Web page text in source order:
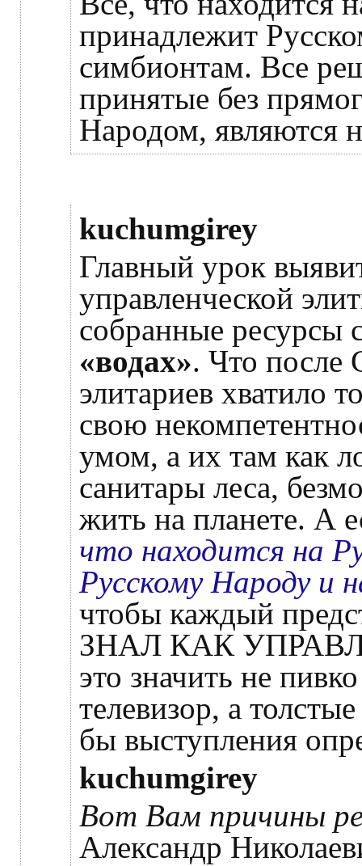
принадлежит
симбионтам. Все
принятые без
Народом, являются
kuchumgirey
Главный урок
управленческой
собранные ресурсы
«водах». Что после
элитариев хватило
свою
умом, а их там как
санитары леса,
жить на планете. А
что находится на
Русскому Народу и
чтобы каждый
ЗНАЛ КАК
это значить не
телевизор, а
бы выступления
kuchumgirey
Вот Вам причины
Александр